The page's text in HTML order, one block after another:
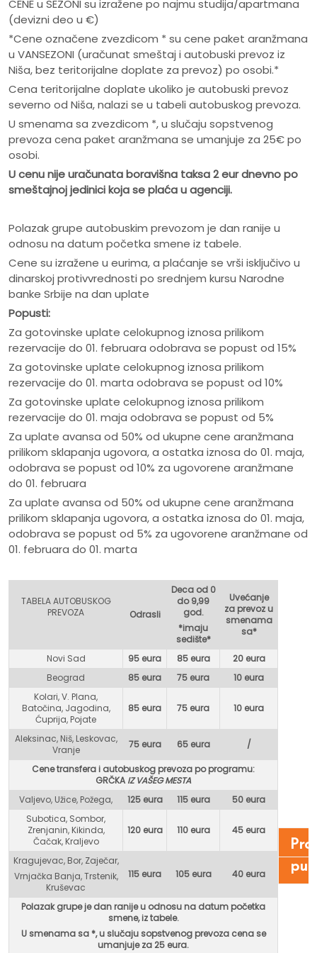
CENE u SEZONI su izražene po najmu studija/apartmana
(devizni deo u €)
*Cene označene zvezdicom * su cene paket aranžmana
u VANSEZONI (uračunat smeštaj i autobuski prevoz iz
Niša, bez teritorijalne doplate za prevoz) po osobi.*
Cena teritorijalne doplate ukoliko je autobuski prevoz
severno od Niša, nalazi se u tabeli autobuskog prevoza.
U smenama sa zvezdicom *, u slučaju sopstvenog
prevoza cena paket aranžmana se umanjuje za 25€ po
osobi.
U cenu nije uračunata boravišna taksa 2 eur dnevno po
smeštajnoj jedinici koja se plaća u agenciji.
Polazak grupe autobuskim prevozom je dan ranije u
odnosu na datum početka smene iz tabele.
Cene su izražene u eurima, a plaćanje se vrši isključivo u
dinarskoj protivvrednosti po srednjem kursu Narodne
banke Srbije na dan uplate
Popusti:
Za gotovinske uplate celokupnog iznosa prilikom
rezervacije do 01. februara odobrava se popust od 15%
Za gotovinske uplate celokupnog iznosa prilikom
rezervacije do 01. marta odobrava se popust od 10%
Za gotovinske uplate celokupnog iznosa prilikom
rezervacije do 01. maja odobrava se popust od 5%
Za uplate avansa od 50% od ukupne cene aranžmana
prilikom sklapanja ugovora, a ostatka iznosa do 01. maja,
odobrava se popust od 10% za ugovorene aranžmane
do 01. februara
Za uplate avansa od 50% od ukupne cene aranžmana
prilikom sklapanja ugovora, a ostatka iznosa do 01. maja,
odobrava se popust od 5% za ugovorene aranžmane od
01. februara do 01. marta
TABELA AUTOBUSKOG
PREVOZA
Odrasli
Deca od 0
do 9,99
god.
*imaju
sedište*
Uvećanje
za prevoz u
smenama
sa*
Novi Sad 95 eura 85 eura
20 eura
Beograd
85 eura 75 eura
10 eura
Kolari, V. Plana,
Batočina, Jagodina,
Ćuprija, Pojate
85 eura 75 eura 10 eura
Aleksinac, Niš, Leskovac,
Vranje
75 eura 65 eura /
Cene transfera i autobuskog prevoza po programu:
GRČKA IZ VAŠEG MESTA
Valjevo, Užice, Požega,
125 eura 115 eura
50 eura
Subotica, Sombor,
Zrenjanin, Kikinda,
Čačak, Kraljevo
120 eura 110 eura 45 eura
Kragujevac, Bor, Zaječar,
Vrnjačka Banja, Trstenik,
Kruševac
115 eura 105 eura 40 eura
Polazak grupe je dan ranije u odnosu na datum početka
smene, iz tabele.
U smenama sa *, uslučaju sopstvenog prevoza cena se
umanjuje za 25 eura.